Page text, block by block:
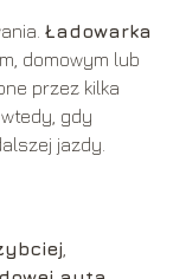
Ładowarka
domowym lub
przez kilka
gdy
jazdy.